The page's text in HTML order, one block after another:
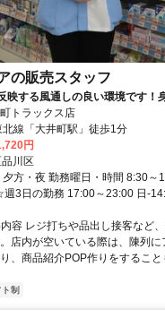
の販売スタッフ
映する風通しの良い環境です！
！トラックス店
線「大井町駅」徒歩1分
円
川区
夕方・夜 勤務曜日・時間 8:30
3日の勤務 17:00～23:00 日-
容 レジ打ちや品出し接客など
店内が空いている際は、陳列に
、商品紹介POP作りをするこ
制